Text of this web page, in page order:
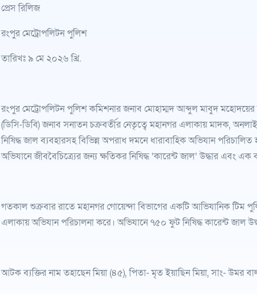
প্রেস রিলিজ
রংপুর মেট্রোপলিটন পুলিশ
তারিখঃ ৯ মে ২০২৬ খ্রি.
রংপুর মেট্রোপলিটন পুলিশ কমিশনার জনাব মোহাম্মদ আব্দুল মাবুদ
(ডিসি-ডিবি) জনাব সনাতন চক্রবর্তীর নেতৃত্বে মহানগর এলাকায় মাদক,
নিষিদ্ধ জাল ব্যবহারসহ বিভিন্ন অপরাধ দমনে ধারাবাহিক অভিযান
অভিযানে জীববৈচিত্র্যের জন্য ক্ষতিকর নিষিদ্ধ ‘কারেন্ট জাল’ উদ্ধার এবং
গতকাল শুক্রবার রাতে মহানগর গোয়েন্দা বিভাগের একটি আভিযানিক টিম
এলাকায় অভিযান পরিচালনা করে। অভিযানে ৭৫০ ফুট নিষিদ্ধ কারেন্ট
আটক ব্যক্তির নাম তহাছেন মিয়া (৪৫), পিতা- মৃত ইয়াছিন মিয়া, সাং- উমর